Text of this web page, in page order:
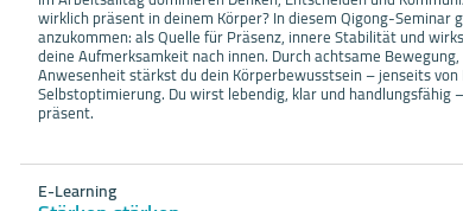
wirklich präsent in deinem Körper? In diesem Qigong-
anzukommen: als Quelle für Präsenz, innere Stabilität und
deine Aufmerksamkeit nach innen. Durch achtsame
Anwesenheit stärkst du dein Körperbewusstsein – jenseits
Selbstoptimierung. Du wirst lebendig, klar und handlungsfähig
präsent.
E-Learning